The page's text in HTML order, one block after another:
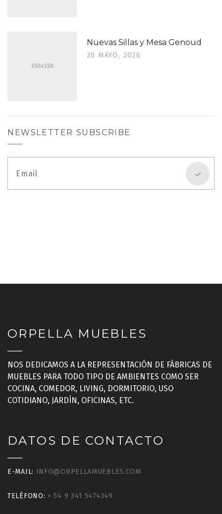
Nuevas Sillas y Mesa Genoud
20 MAYO, 2026
NEWSLETTER SUBSCRIBE
ORPELLA MUEBLES
NOS DEDICAMOS A LA REPRESENTACIÓN DE FÁBRICAS DE
MUEBLES PARA TODO TIPO DE AMBIENTES COMO SER
COCINA, COMEDOR, LIVING, DORMITORIO, USO
COTIDIANO, JARDÍN, OFICINAS, ETC.
DATOS DE CONTACTO
E-MAIL: INFO@ORPELLAMUEBLES.COM
TELÉFONO: + 54 9 341 5474349